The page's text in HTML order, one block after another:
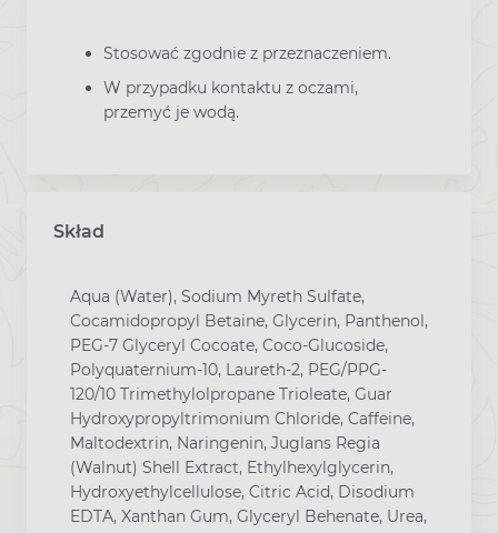
Stosować zgodnie z przeznaczeniem.
W przypadku kontaktu z oczami,
przemyć je wodą.
Skład
Aqua (Water), Sodium Myreth Sulfate,
Cocamidopropyl Betaine, Glycerin, Panthenol,
PEG-7 Glyceryl Cocoate, Coco-Glucoside,
Polyquaternium-10, Laureth-2, PEG/PPG-
120/10 Trimethylolpropane Trioleate, Guar
Hydroxypropyltrimonium Chloride, Caffeine,
Maltodextrin, Naringenin, Juglans Regia
(Walnut) Shell Extract, Ethylhexylglycerin,
Hydroxyethylcellulose, Citric Acid, Disodium
EDTA, Xanthan Gum, Glyceryl Behenate, Urea,